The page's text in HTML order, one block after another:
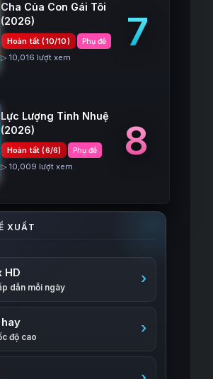
Cha Của Con Gái Tôi
(2026)
Hoàn tất (10/10) Phụ đề
▷ 10,016 lượt xem
7
Lực Lượng Tinh Nhuệ
(2026)
Hoàn tất (6/6) Phụ đề
▷ 10,009 lượt xem
8
HD
dẫn mỗi ngày
độ cao